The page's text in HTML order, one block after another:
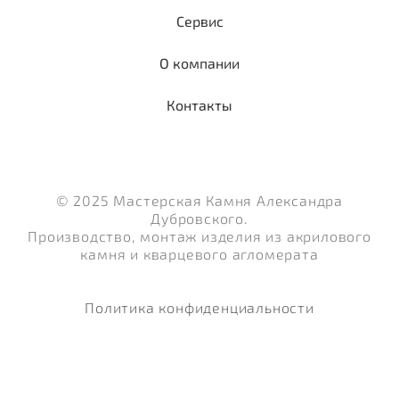
Сервис
О компании
Контакты
© 2025 Мастерская Камня Александра
Дубровского.
Производство, монтаж изделия из акрилового
камня и кварцевого агломерата
Политика конфиденциальности